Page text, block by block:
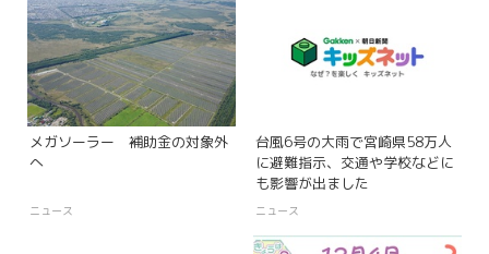
メガソーラー 補助金の対象外
へ
ニュース
台風6号の大雨で宮崎県58万人
に避難指示、交通や学校などに
も影響が出ました
ニュース